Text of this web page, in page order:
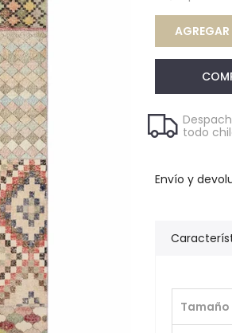
AGREGAR
todo
Envío y
Tamaño